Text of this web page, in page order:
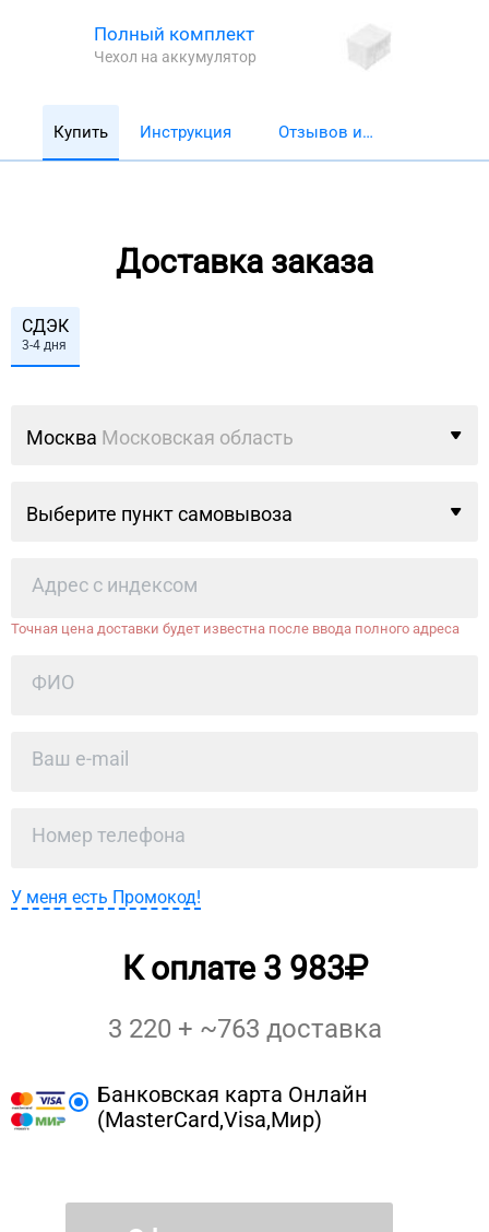
Полный комплект
Чехол на аккумулятор
Купить Инструкция
Отзывов и
Доставка заказа
СДЭК
3-4 дня
Москва Московская область
Выберите пункт самовывоза
Точная цена доставки будет известна после ввода полного адреса
У меня есть Промокод!
К оплате 3 983
3 220 + ~763 доставка
Банковская карта Онлайн
(MasterCard,Visa,Мир)